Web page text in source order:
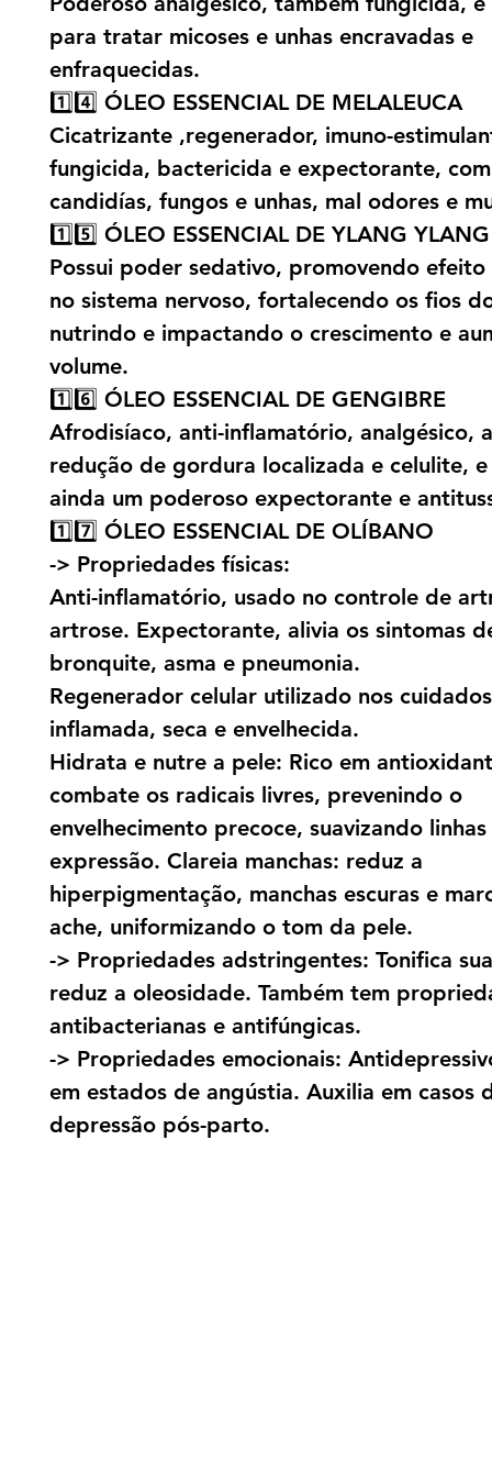
para tratar micoses e unhas encravadas e
enfraquecidas.
1️⃣4️⃣ ÓLEO ESSENCIAL DE MELALEUCA
Cicatrizante ,regenerador, imuno-
fungicida, bactericida e expectorante,
candidías, fungos e unhas, mal odores e
1️⃣5️⃣ ÓLEO ESSENCIAL DE YLANG YLANG
Possui poder sedativo, promovendo
no sistema nervoso, fortalecendo os fios
nutrindo e impactando o crescimento e
volume.
1️⃣6️⃣ ÓLEO ESSENCIAL DE GENGIBRE
Afrodisíaco, anti-inflamatório, analgésico,
redução de gordura localizada e celulite, e
ainda um poderoso expectorante e
1️⃣7️⃣ ÓLEO ESSENCIAL DE OLÍBANO
-> Propriedades físicas:
Anti-inflamatório, usado no controle de
artrose. Expectorante, alivia os sintomas
bronquite, asma e pneumonia.
Regenerador celular utilizado nos
inflamada, seca e envelhecida.
Hidrata e nutre a pele: Rico em
combate os radicais livres, prevenindo o
envelhecimento precoce, suavizando
expressão. Clareia manchas: reduz a
hiperpigmentação, manchas escuras e
ache, uniformizando o tom da pele.
-> Propriedades adstringentes: Tonifica
reduz a oleosidade. Também tem
antibacterianas e antifúngicas.
-> Propriedades emocionais:
em estados de angústia. Auxilia em casos
depressão pós-parto.